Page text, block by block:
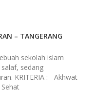
– TANGERANG
sekolah islam
sedang
KRITERIA : - Akhwat